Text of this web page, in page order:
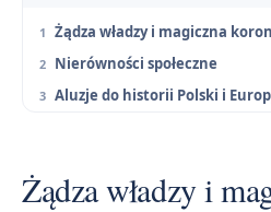
Żądza władzy i magiczna
Nierówności społeczne
Aluzje do historii Polski i
Żądza władzy i